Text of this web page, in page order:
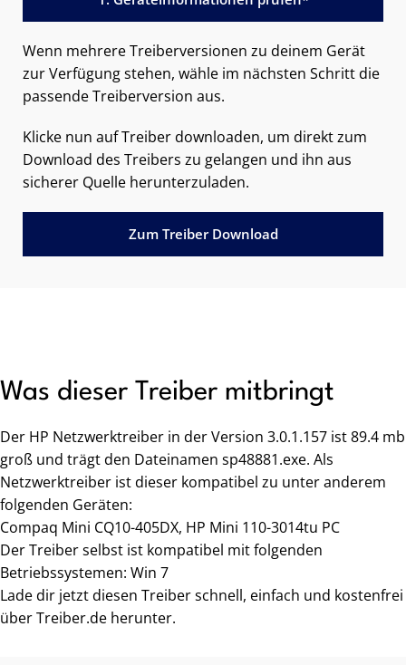
Wenn mehrere Treiberversionen zu deinem Gerät
zur Verfügung stehen, wähle im nächsten Schritt die
passende Treiberversion aus.
Klicke nun auf Treiber downloaden, um direkt zum
Download des Treibers zu gelangen und ihn aus
sicherer Quelle herunterzuladen.
Zum Treiber Download
Was dieser Treiber mitbringt
Der HP Netzwerktreiber in der Version 3.0.1.157 ist 89.4 mb
groß und trägt den Dateinamen sp48881.exe. Als
Netzwerktreiber ist dieser kompatibel zu unter anderem
folgenden Geräten:
Compaq Mini CQ10-405DX, HP Mini 110-3014tu PC
Der Treiber selbst ist kompatibel mit folgenden
Betriebssystemen: Win 7
Lade dir jetzt diesen Treiber schnell, einfach und kostenfrei
über Treiber.de herunter.